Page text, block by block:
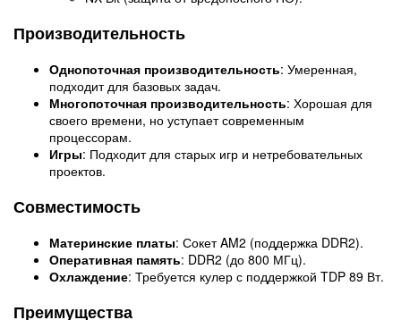
Производительность
Однопоточная производительность: Умеренная,
подходит для базовых задач.
Многопоточная производительность: Хорошая для
своего времени, но уступает современным
процессорам.
Игры: Подходит для старых игр и нетребовательных
проектов.
Совместимость
Материнские платы: Сокет AM2 (поддержка DDR2).
Оперативная память: DDR2 (до 800 МГц).
Охлаждение: Требуется кулер с поддержкой TDP 89 Вт.
Преимущества